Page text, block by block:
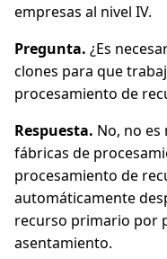
empresas al nivel IV.
Pregunta. ¿Es
clones para que
procesamiento de
Respuesta. No, no es
fábricas de
procesamiento de
automáticamente
recurso primario por
asentamiento.